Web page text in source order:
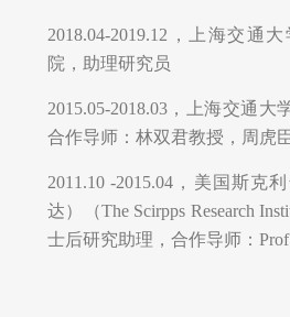
2018.04-2019.12，上海交通
院，助理研究员
2015.05-2018.03，上海交通大
合作导师：林双君教授，周虎
2011.10 -2015.04，美国斯克
达）（The Scirpps Research
士后研究助理，合作导师：